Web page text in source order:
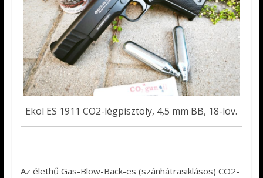
Ekol ES 1911 CO2-légpisztoly, 4,5 mm BB, 18-löv.
Az élethű Gas-Blow-Back-es (szánhátrasiklásos) CO2-